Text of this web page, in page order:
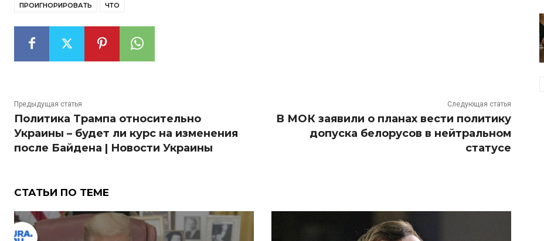
ПРОИГНОРИРОВАТЬ
ЧТО
Предыдущая статья
Политика Трампа относительно
Украины – будет ли курс на изменения
после Байдена | Новости Украины
Следующая статья
В МОК заявили о планах вести политику
допуска белорусов в нейтральном
статусе
СТАТЬИ ПО ТЕМЕ